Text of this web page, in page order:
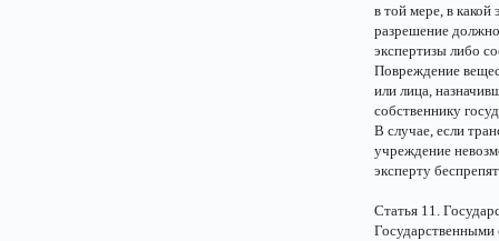
в той мере, в
разрешение
экспертизы либо
Повреждение
или лица,
собственнику
В случае, если
учреждение
эксперту
Статья 11.
Государственными